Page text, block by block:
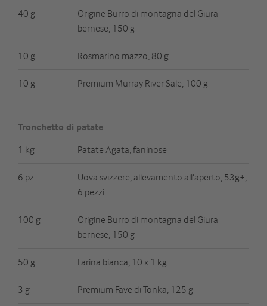
40 g
Origine Burro di montagna del Giura
bernese, 150 g
10 g Rosmarino mazzo, 80 g
10 g Premium Murray River Sale, 100 g
Tronchetto di patate
1 kg
Patate Agata, faninose
6 pz
Uova svizzere, allevamento all'aperto, 53g+,
6 pezzi
100 g
Origine Burro di montagna del Giura
bernese, 150 g
50 g Farina bianca, 10 x 1 kg
3 g Premium Fave di Tonka, 125 g